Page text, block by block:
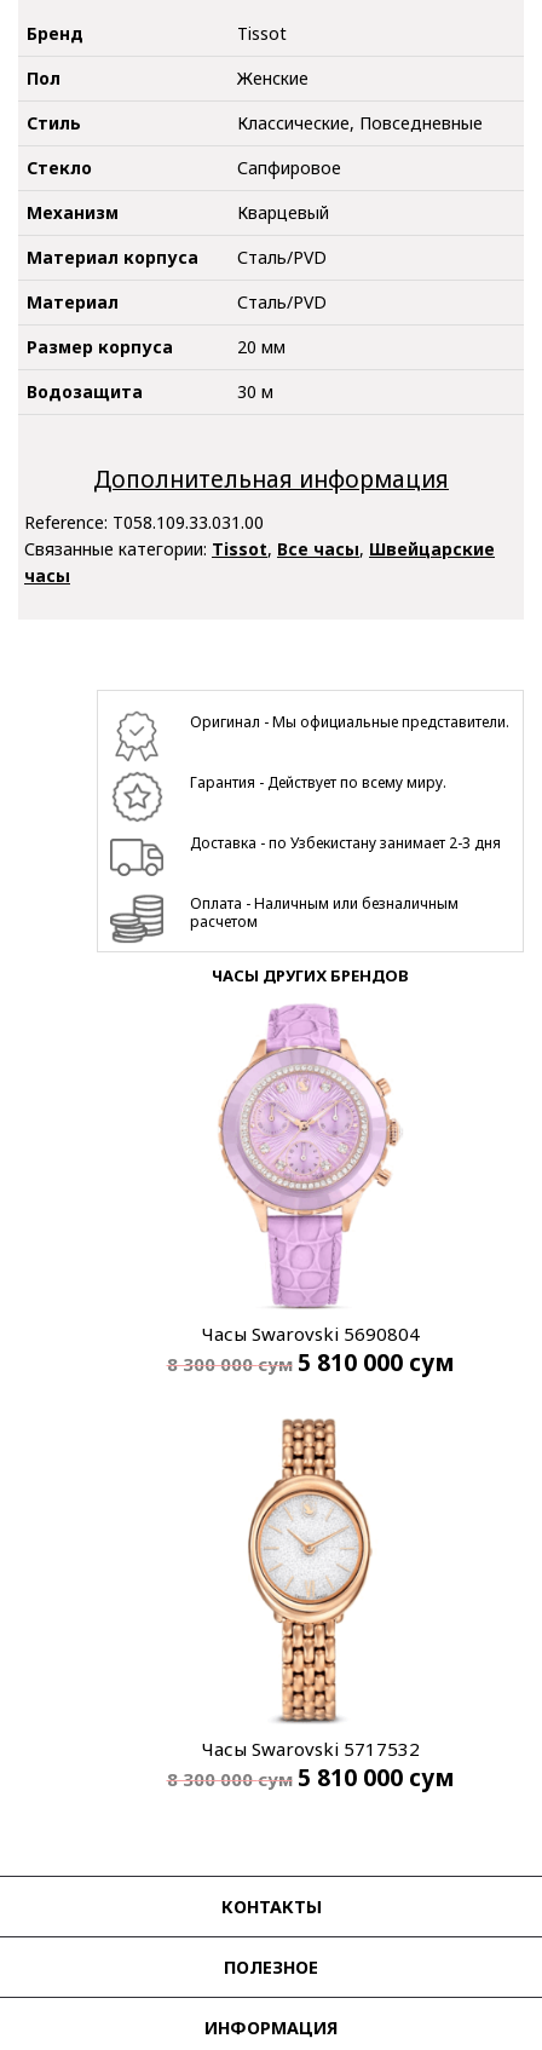
Бренд
Tissot
Пол
Женские
Стиль
Классические, Повседневные
Стекло
Сапфировое
Механизм
Кварцевый
Материал корпуса
Сталь/PVD
Материал
Сталь/PVD
Размер корпуса
20 мм
Водозащита
30 м
Дополнительная информация
Reference: T058.109.33.031.00
Связанные категории: Tissot, Все часы, Швейцарские
часы
Оригинал - Мы официальные представители.
Гарантия - Действует по всему миру.
Доставка - по Узбекистану занимает 2-3 дня
Оплата - Наличным или безналичным
расчетом
ЧАСЫ ДРУГИХ БРЕНДОВ
Часы Swarovski 5690804
8 300 000сум 5 810 000 сум
Часы Swarovski 5717532
8 300 000сум 5 810 000 сум
КОНТАКТЫ
ПОЛЕЗНОЕ
ИНФОРМАЦИЯ